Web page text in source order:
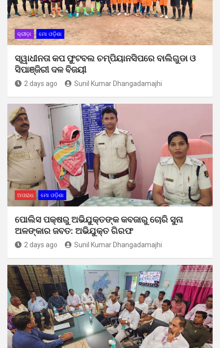
କ୍ରୀଡ଼ା ମୋ ଓଡ଼ିଶା
ସ୍ୱାଧୀନତା କପ ଫୁଟବଲ ଚମ୍ପିୟାନସିପରେ ବାଲିଗୁଡା ଓ
ସିପାଞ୍ଜିରୀ ଦଳ ବିଜୟୀ
2 days ago Sunil Kumar Dhangadamajhi
ଅପରାଧ ମୋ ଓଡ଼ିଶା
ପୋଲିସ ପକ୍ଷରୁ ଅଭିଯୁକ୍ତଙ୍କ କବଜାରୁ ଚୋରି ସୁନା
ଅଳଙ୍କାର ଜବତ: ଅଭିଯୁକ୍ତ ଗିରଫ
2 days ago Sunil Kumar Dhangadamajhi